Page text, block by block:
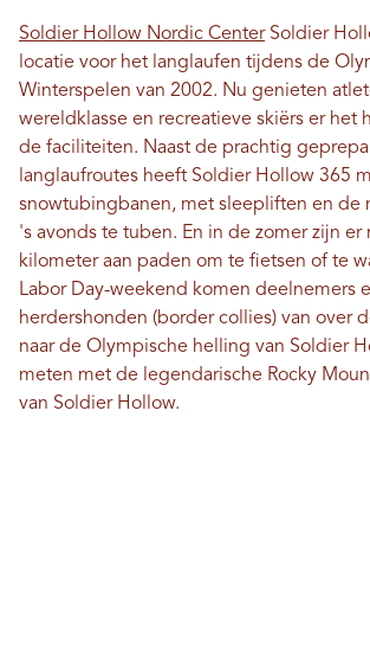
Soldier Hollow Nordic CenterSoldier
locatie voor het langlaufen tijdens de
Winterspelen van 2002. Nu genieten
wereldklasse en recreatieve skiërs er het
de faciliteiten. Naast de prachtig
langlaufroutes heeft Soldier Hollow 365
snowtubingbanen, met sleepliften en de
's avonds te tuben. En in de zomer zijn er
kilometer aan paden om te fietsen of te
Labor Day-weekend komen deelnemers
herdershonden (border collies) van over
naar de Olympische helling van Soldier
meten met de legendarische Rocky
van Soldier Hollow.